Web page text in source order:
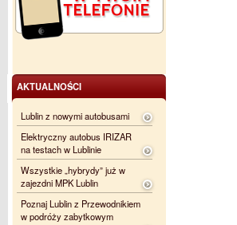
AKTUALNOŚCI
Lublin z nowymi autobusami
Elektryczny autobus IRIZAR
na testach w Lublinie
Wszystkie „hybrydy” już w
zajezdni MPK Lublin
Poznaj Lublin z Przewodnikiem
w podróży zabytkowym